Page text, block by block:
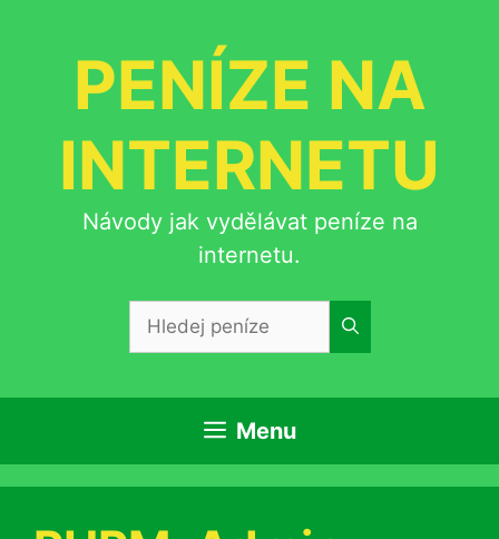
PENÍZE NA
INTERNETU
Návody jak vydělávat peníze na
internetu.
Menu